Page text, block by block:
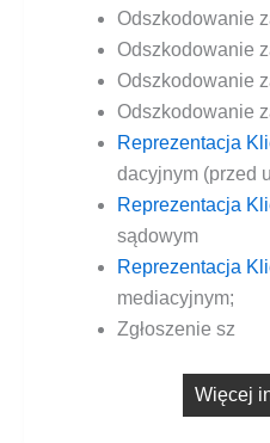
Odszko­do­wa­nie
Odszko­do­wa­nie
Odszko­do­wa­nie
Odszko­do­wa­nie
Repre­zen­ta­cja
da­cyj­nym (przed
Repre­zen­ta­cja
sądowym
Repre­zen­ta­cja
mediacyjnym;
Zgło­sze­nie sz
Wię­cej